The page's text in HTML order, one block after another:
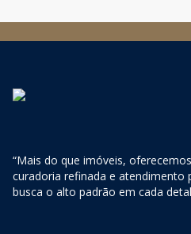
“Mais do que imóveis,
curadoria refinada e atendimento
busca o alto padrão em cada